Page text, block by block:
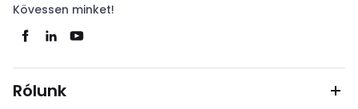
Kövessen minket!
Rólunk